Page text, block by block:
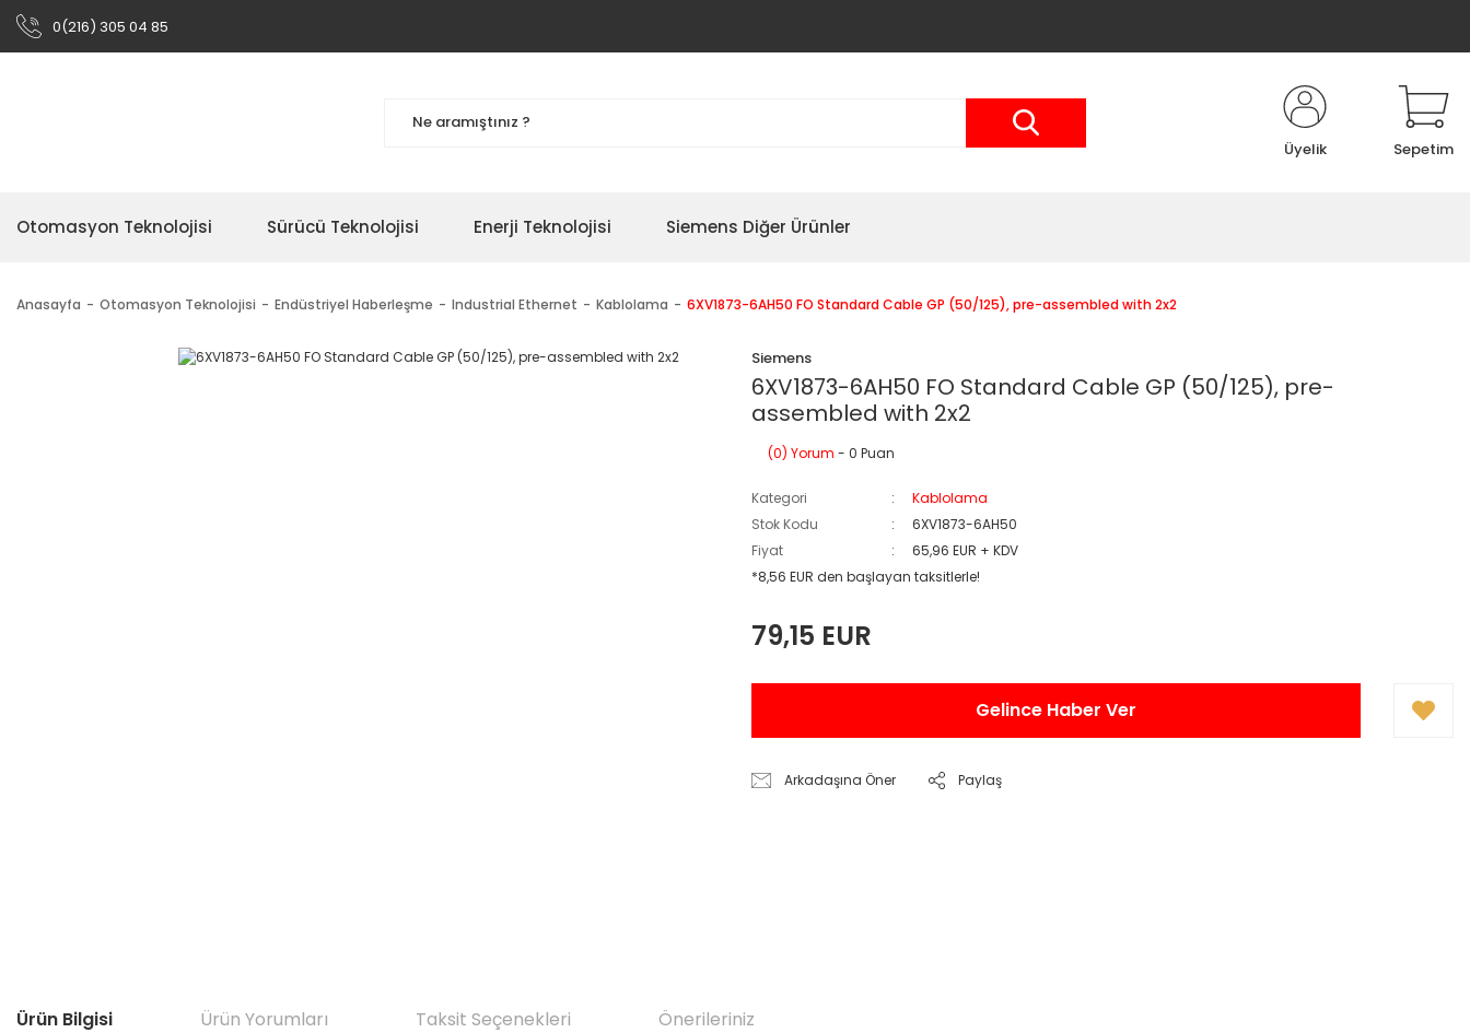
0(216) 305 04 85
Üyelik Sepetim
Otomasyon Teknolojisi Sürücü Teknolojisi Enerji Teknolojisi Siemens Diğer Ürünler
Anasayfa Otomasyon Teknolojisi Endüstriyel Haberleşme Industrial Ethernet Kablolama 6XV1873-6AH50 FO Standard Cable GP (50/125), pre-assembled with 2x2
Siemens
6XV1873-6AH50 FO Standard Cable GP (50/125), pre-
assembled with 2x2
(0) Yorum - 0 Puan
Kategori
Kablolama
Stok Kodu
6XV1873-6AH50
Fiyat
65,96 EUR + KDV
*8,56 EUR den başlayan taksitlerle!
79,15 EUR
Gelince Haber Ver
Arkadaşına Öner Paylaş
Ürün Bilgisi Ürün Yorumları Taksit Seçenekleri Önerileriniz